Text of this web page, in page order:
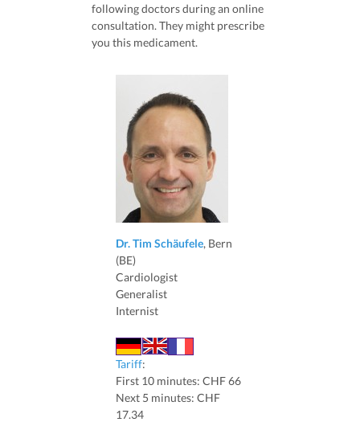
following doctors during an online
consultation. They might prescribe
you this medicament.
Dr. Tim Schäufele, Bern
(BE)
Cardiologist
Generalist
Internist
Tariff:
First 10 minutes: CHF 66
Next 5 minutes: CHF
17.34